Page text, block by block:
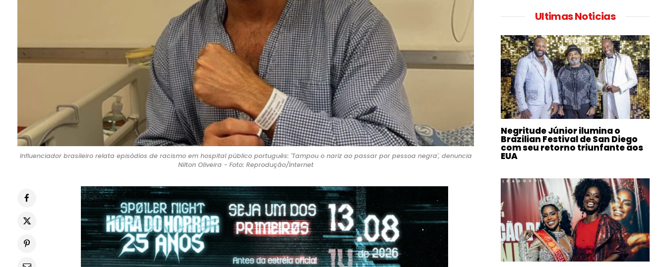
Influenciador brasileiro relata episódios de racismo em hospital público português: 'Tampou o nariz ao passar por pessoa negra', denuncia
Nilton Oliveira - Foto: Reprodução/Internet
Ultimas Noticias
Negritude Júnior ilumina o
Brazilian Festival de San Diego
com seu retorno triunfante aos
EUA